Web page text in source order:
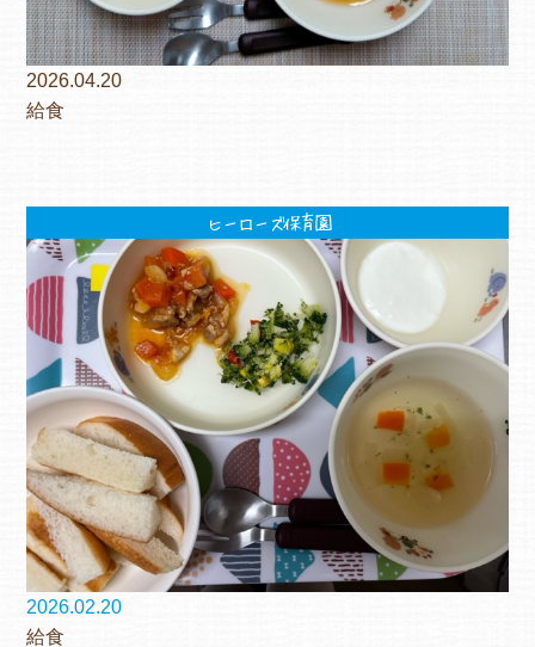
ヒーローズにしのみや保育園
ヒーローズ旭保育園
お知らせ
2026.04.20
給食
ヒーローズ保育園
2026.02.20
給食